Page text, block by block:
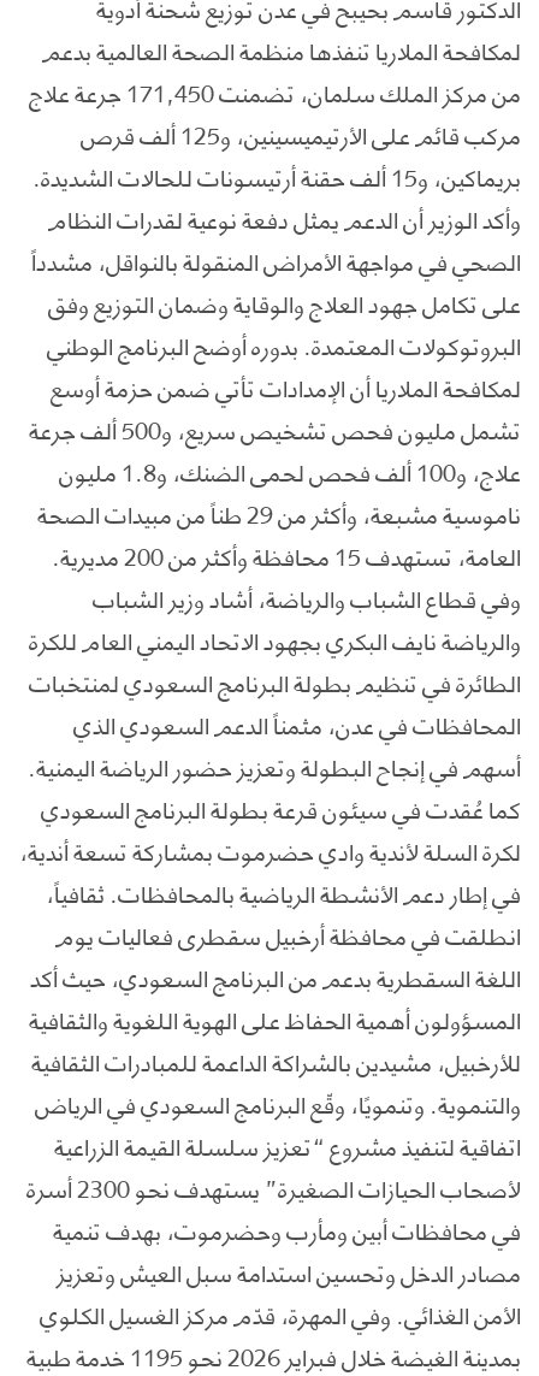
لمكافحة الملاريا تنفذها منظمة الصحة العالمية بدعم
من مركز الملك سلمان، تضمنت 171,450 جرعة علاج
مركب قائم على الأرتيميسينين، و125 ألف قرص
بريماكين، و15 ألف حقنة أرتيسونات للحالات الشديدة.
وأكد الوزير أن الدعم يمثل دفعة نوعية لقدرات النظام
الصحي في مواجهة الأمراض المنقولة بالنواقل، مشدداً
على تكامل جهود العلاج والوقاية وضمان التوزيع وفق
البروتوكولات المعتمدة. بدوره أوضح البرنامج الوطني
لمكافحة الملاريا أن الإمدادات تأتي ضمن حزمة أوسع
تشمل مليون فحص تشخيص سريع، و500 ألف جرعة
علاج، و100 ألف فحص لحمى الضنك، و1.8 مليون
ناموسية مشبعة، وأكثر من 29 طناً من مبيدات الصحة
العامة، تستهدف 15 محافظة وأكثر من 200 مديرية.
وفي قطاع الشباب والرياضة، أشاد وزير الشباب
والرياضة نايف البكري بجهود الاتحاد اليمني العام للكرة
الطائرة في تنظيم بطولة البرنامج السعودي لمنتخبات
المحافظات في عدن، مثمناً الدعم السعودي الذي
أسهم في إنجاح البطولة وتعزيز حضور الرياضة اليمنية.
كما عُقدت في سيئون قرعة بطولة البرنامج السعودي
لكرة السلة لأندية وادي حضرموت بمشاركة تسعة أندية،
في إطار دعم الأنشطة الرياضية بالمحافظات. ثقافياً،
انطلقت في محافظة أرخبيل سقطرى فعاليات يوم
اللغة السقطرية بدعم من البرنامج السعودي، حيث أكد
المسؤولون أهمية الحفاظ على الهوية اللغوية والثقافية
للأرخبيل، مشيدين بالشراكة الداعمة للمبادرات الثقافية
والتنموية. وتنمويًا، وقّع البرنامج السعودي في الرياض
اتفاقية لتنفيذ مشروع “تعزيز سلسلة القيمة الزراعية
لأصحاب الحيازات الصغيرة” يستهدف نحو 2300 أسرة
في محافظات أبين ومأرب وحضرموت، بهدف تنمية
مصادر الدخل وتحسين استدامة سبل العيش وتعزيز
الأمن الغذائي. وفي المهرة، قدّم مركز الغسيل الكلوي
بمدينة الغيضة خلال فبراير 2026 نحو 1195 خدمة طبية